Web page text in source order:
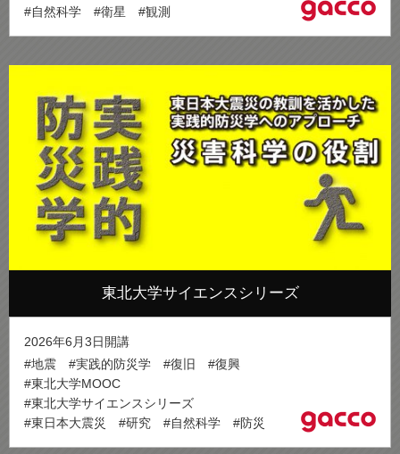
#自然科学
#衛星 #観測
東北大学サイエンスシリーズ
2026年6月3日開講
#地震
#実践的防災学 #復旧
#復興
#東北大学MOOC
#東北大学サイエンスシリーズ
#東日本大震災
#研究 #自然科学 #防災